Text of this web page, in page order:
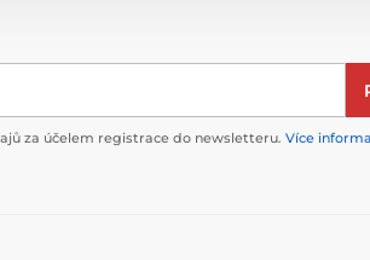
za účelem registrace do newsletteru. Více